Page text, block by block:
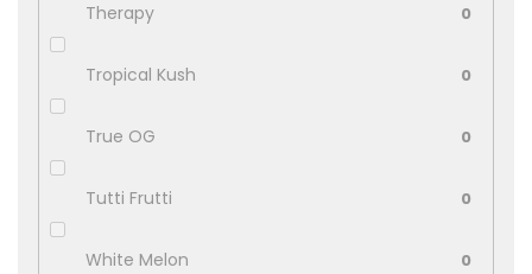
Therapy 0
Tropical Kush 0
True OG 0
Tutti Frutti 0
White Melon 0